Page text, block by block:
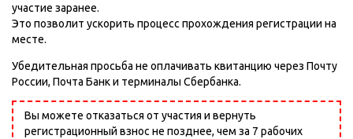
участие заранее.
Это позволит ускорить процесс прохождения регистрации на
месте.
Убедительная просьба не оплачивать квитанцию через Почту
России, Почта Банк и терминалы Сбербанка.
Вы можете отказаться от участия и вернуть
регистрационный взнос не позднее, чем за 7 рабочих